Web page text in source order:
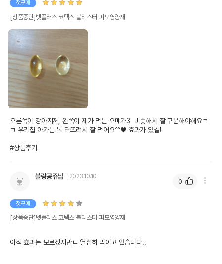
첫구매
[상품중단]벳플러스 코텍스 블리스터 피모영양재
오른쪽이 강아지꺼, 왼쪽이 제가 먹는 오메가3  비슷해서 잘 구분해야해요ㅋ
ㅋ 우리집 아가는 톡 터뜨려서 잘 먹어요^^♥ 효과가 있길!
#상품후기
블랑공쥬님 2023.10.10
첫구매
[상품중단]벳플러스 코텍스 블리스터 피모영양재
아직 효과는 모르겠지만ㄴ 열심히 먹이고 있습니다..
0